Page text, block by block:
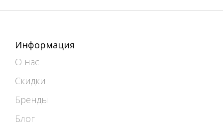
Информация
О нас
Скидки
Бренды
Блог